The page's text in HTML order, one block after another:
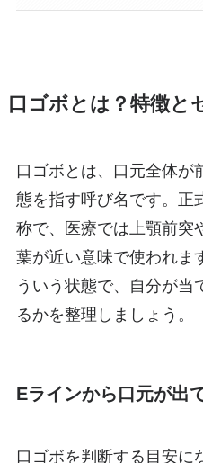
口ゴボとは？特徴と
口ゴボとは、口元全体が
態を指す呼び名です。正
称で、医療では上顎前突
葉が近い意味で使われま
ういう状態で、自分が当
るかを整理しましょう。
Eラインから口元が出
口ゴボを判断する目安に